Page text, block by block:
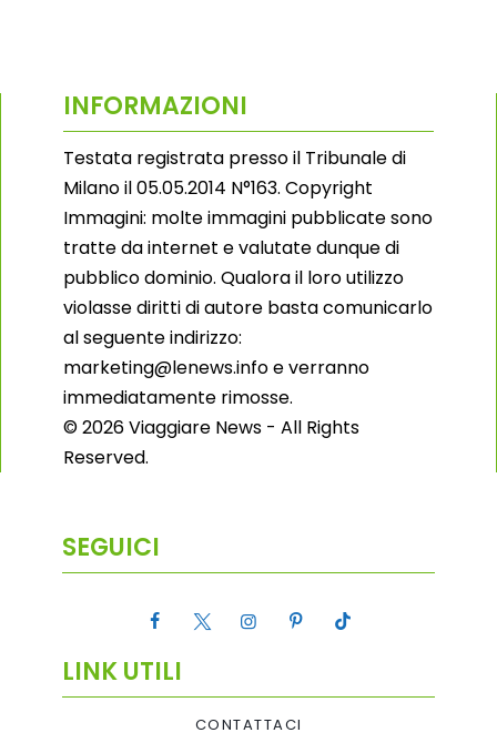
INFORMAZIONI
Testata registrata presso il Tribunale di
Milano il 05.05.2014 N°163. Copyright
Immagini: molte immagini pubblicate sono
tratte da internet e valutate dunque di
pubblico dominio. Qualora il loro utilizzo
violasse diritti di autore basta comunicarlo
al seguente indirizzo:
marketing@lenews.info e verranno
immediatamente rimosse.
© 2026 Viaggiare News - All Rights
Reserved.
SEGUICI
LINK UTILI
CONTATTACI